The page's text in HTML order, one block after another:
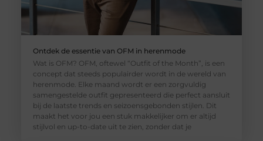
Ontdek de essentie van OFM in herenmode
Wat is OFM? OFM, oftewel “Outfit of the Month”, is een
concept dat steeds populairder wordt in de wereld van
herenmode. Elke maand wordt er een zorgvuldig
samengestelde outfit gepresenteerd die perfect aansluit
bij de laatste trends en seizoensgebonden stijlen. Dit
maakt het voor jou een stuk makkelijker om er altijd
stijlvol en up-to-date uit te zien, zonder dat je